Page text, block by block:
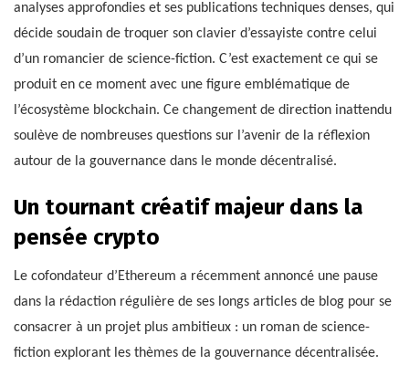
analyses approfondies et ses publications techniques denses, qui
décide soudain de troquer son clavier d’essayiste contre celui
d’un romancier de science-fiction. C’est exactement ce qui se
produit en ce moment avec une figure emblématique de
l’écosystème blockchain. Ce changement de direction inattendu
soulève de nombreuses questions sur l’avenir de la réflexion
autour de la gouvernance dans le monde décentralisé.
Un tournant créatif majeur dans la
pensée crypto
Le cofondateur d’Ethereum a récemment annoncé une pause
dans la rédaction régulière de ses longs articles de blog pour se
consacrer à un projet plus ambitieux : un roman de science-
fiction explorant les thèmes de la gouvernance décentralisée.